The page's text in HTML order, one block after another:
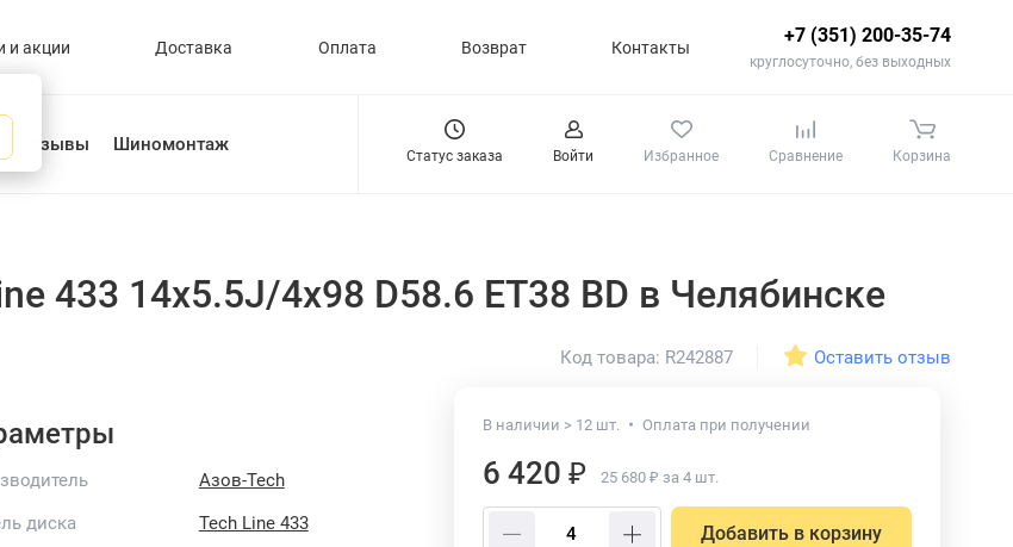
и акции Доставка Оплата Возврат Контакты
+7 (351) 200-35-74
круглосуточно, без выходных
Отзывы Шиномонтаж
Статус заказа Войти Избранное Сравнение Корзина
433 14x5.5J/4x98 D58.6 ET38 BD в Челябинске
Код товара: R242887 Оставить отзыв
Азов-Tech
диска
Tech Line 433
В наличии > 12 шт. Оплата при получении
6 420 ₽ 25 680 ₽ за 4 шт.
Добавить в корзину